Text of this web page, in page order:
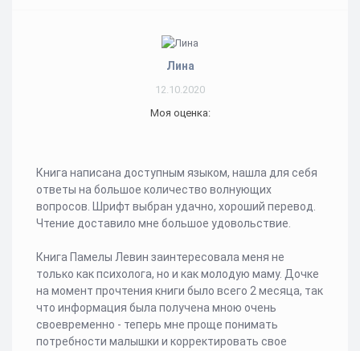
Лина
12.10.2020
Моя оценка:
Книга написана доступным языком, нашла для себя
ответы на большое количество волнующих
вопросов. Шрифт выбран удачно, хороший перевод.
Чтение доставило мне большое удовольствие.
Книга Памелы Левин заинтересовала меня не
только как психолога, но и как молодую маму. Дочке
на момент прочтения книги было всего 2 месяца, так
что информация была получена мною очень
своевременно - теперь мне проще понимать
потребности малышки и корректировать свое